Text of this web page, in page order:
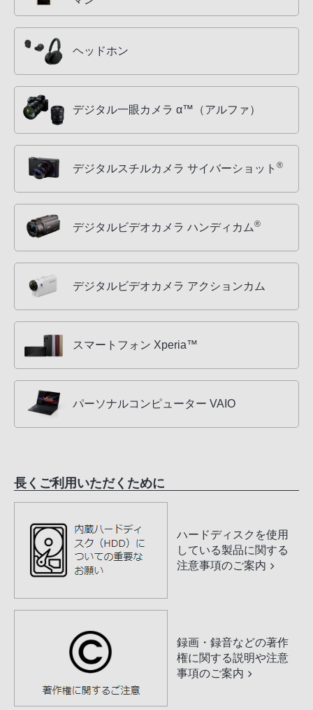
ヘッドホン
デジタル一眼カメラ α™（アルファ）
デジタルスチルカメラ サイバーショット ®
デジタルビデオカメラ ハンディカム®
デジタルビデオカメラ アクションカム
スマートフォン Xperia™
パーソナルコンピューター VAIO
長くご利用いただくために
ハードディスクを使用
している製品に関する
注意事項のご案内
録画・録音などの著作
権に関する説明や注意
事項のご案内